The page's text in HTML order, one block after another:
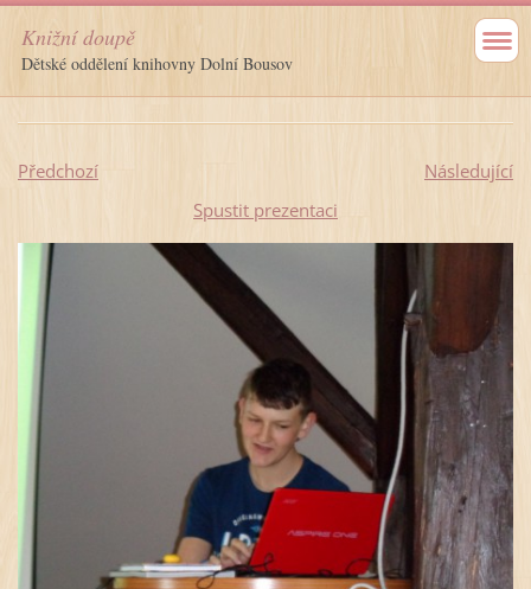
Knižní doupě
Dětské oddělení knihovny Dolní Bousov
Předchozí
Následující
Spustit prezentaci